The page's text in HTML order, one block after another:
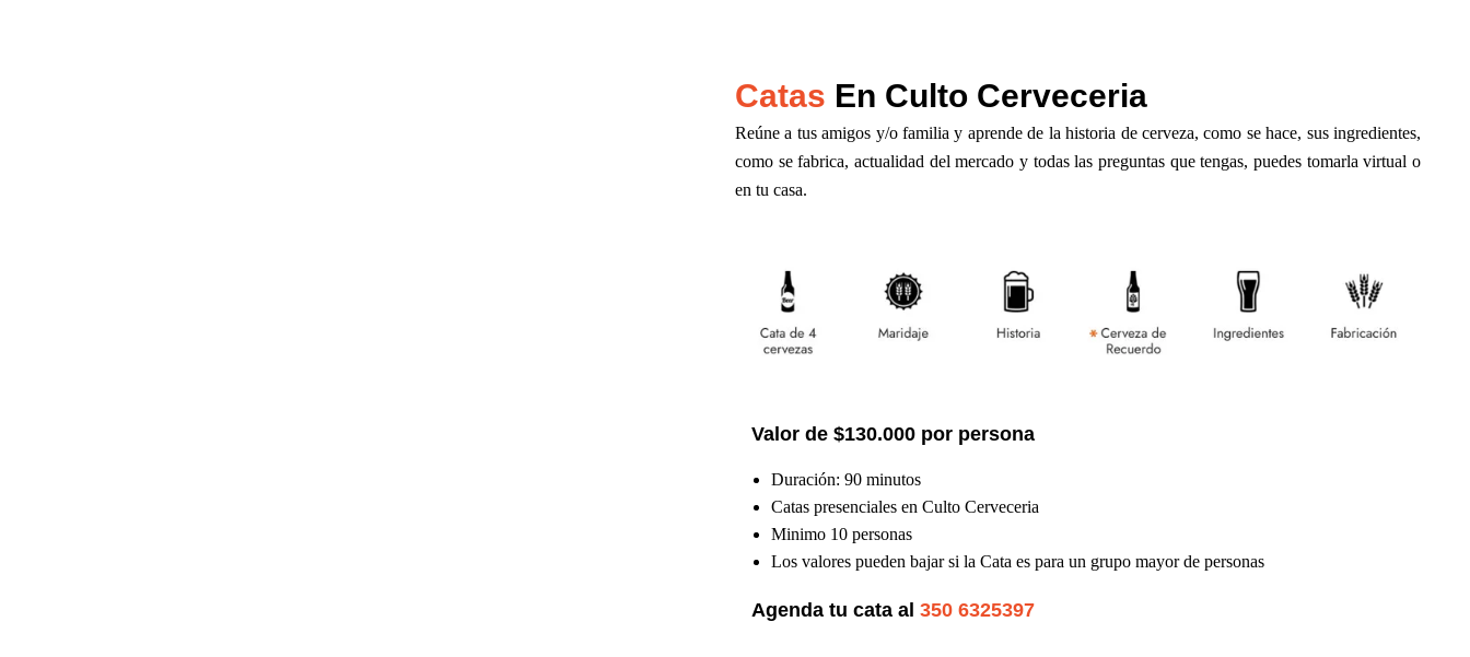
Catas En Culto Cerveceria
Reúne a tus amigos y/o familia y aprende de la historia de cerveza, como se hace, sus ingredientes,
como se fabrica, actualidad del mercado y todas las preguntas que tengas, puedes tomarla virtual o
en tu casa.
Valor de $130.000 por persona
Duración: 90 minutos
Catas presenciales en Culto Cerveceria
Minimo 10 personas
Los valores pueden bajar si la Cata es para un grupo mayor de personas
Agenda tu cata al 350 6325397